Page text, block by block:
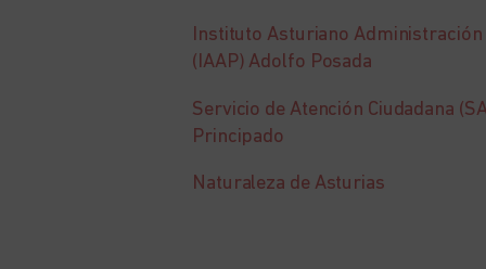
Instituto Asturiano Administración
(IAAP) Adolfo Posada
Servicio de Atención Ciudadana
Principado
Naturaleza de Asturias